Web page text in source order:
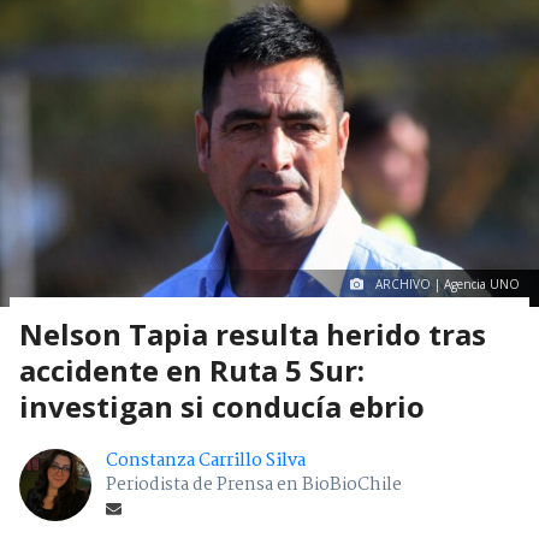
ARCHIVO | Agencia UNO
Nelson Tapia resulta herido tras
accidente en Ruta 5 Sur:
investigan si conducía ebrio
Constanza Carrillo Silva
Periodista de Prensa en BioBioChile